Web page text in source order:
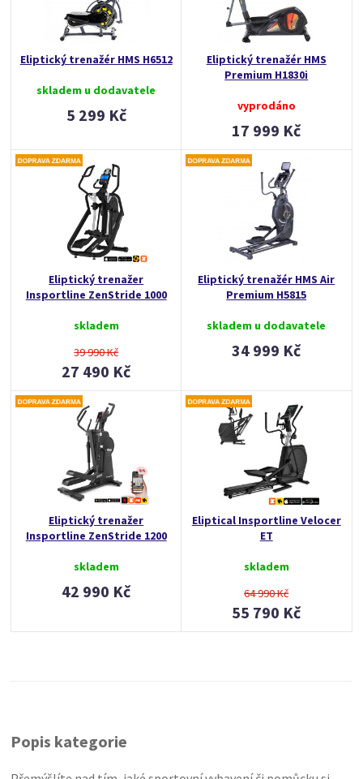
Eliptický trenažér HMS H6512
skladem u dodavatele
5 299 Kč
Eliptický trenažér HMS
Premium H1830i
vyprodáno
17 999 Kč
Eliptický trenažer
Insportline ZenStride 1000
skladem
39 990 Kč
27 490 Kč
Eliptický trenažér HMS Air
Premium H5815
skladem u dodavatele
34 999 Kč
Eliptický trenažer
Insportline ZenStride 1200
skladem
42 990 Kč
Eliptical Insportline Velocer
ET
skladem
64 990 Kč
55 790 Kč
Popis kategorie